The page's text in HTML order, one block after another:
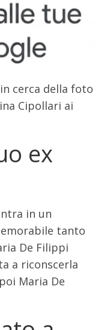
cerca della foto
Cipollari ai
ex
in un
tanto
De Filippi
a riconscerla
Maria De